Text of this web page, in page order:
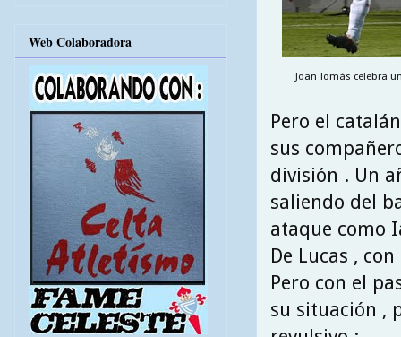
Joan Tomás celebra
Pero el
sus
división . Un
saliendo del
ataque como
De Lucas ,
Pero con el
su situación ,
Web Colaboradora